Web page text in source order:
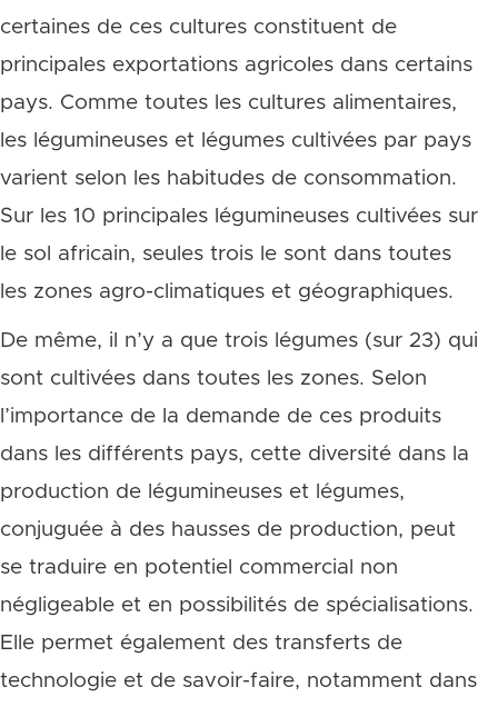
certaines de ces cultures constituent de
principales exportations agricoles dans certains
pays. Comme toutes les cultures alimentaires,
les légumineuses et légumes cultivées par pays
varient selon les habitudes de consommation.
Sur les 10 principales légumineuses cultivées sur
le sol africain, seules trois le sont dans toutes
les zones agro-climatiques et géographiques.
De même, il n’y a que trois légumes (sur 23) qui
sont cultivées dans toutes les zones. Selon
l’importance de la demande de ces produits
dans les différents pays, cette diversité dans la
production de légumineuses et légumes,
conjuguée à des hausses de production, peut
se traduire en potentiel commercial non
négligeable et en possibilités de spécialisations.
Elle permet également des transferts de
technologie et de savoir-faire, notamment dans